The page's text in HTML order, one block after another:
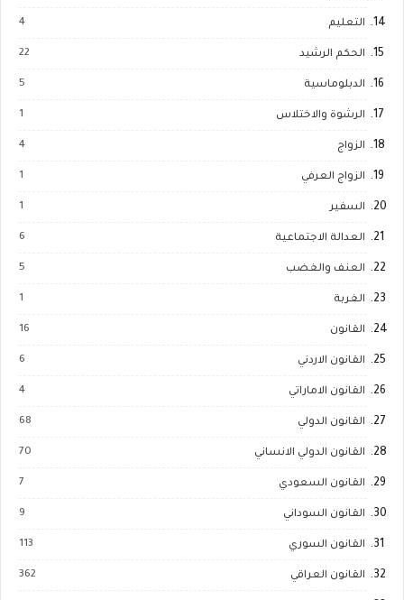
التعليم 4
الحكم الرشيد 22
الدبلوماسية 5
الرشوة والاختلاس 1
الزواج 4
الزواج العرفي 1
السفير 1
العدالة الاجتماعية 6
العنف والغضب 5
الغربة 1
القانون 16
القانون الاردني 6
القانون الاماراتي 4
القانون الدولي 68
القانون الدولي الانساني 70
القانون السعودي 7
القانون السوداني 9
القانون السوري 113
القانون العراقي 362